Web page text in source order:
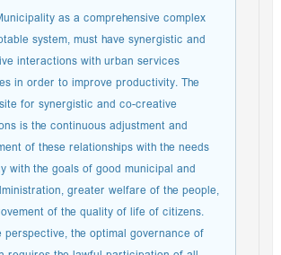
as a comprehensive complex
system, must have synergistic and
interactions with urban services
in order to improve productivity. The
for synergistic and co-creative
is the continuous adjustment and
of these relationships with the needs
with the goals of good municipal and
greater welfare of the people,
of the quality of life of citizens.
perspective, the optimal governance of